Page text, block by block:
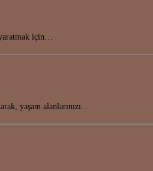
yaratmak için…
yaşam alanlarınızı…